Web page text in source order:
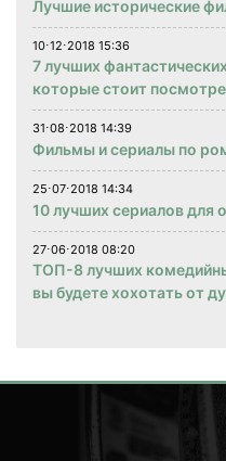
Лучшие исторические
10⋅12⋅2018 15:36
7 лучших
которые стоит
31⋅08⋅2018 14:39
Фильмы и сериалы по
25⋅07⋅2018 14:34
10 лучших сериалов для
27⋅06⋅2018 08:20
ТОП-8 лучших
вы будете хохотать от